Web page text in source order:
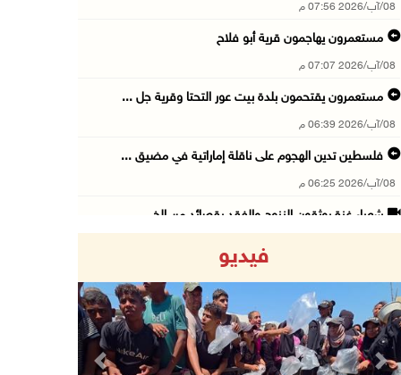
08/آب/2026 07:56 م
مستعمرون يهاجمون قرية أبو فلاح
08/آب/2026 07:07 م
مستعمرون يقتحمون بلدة بيت عور التحتا وقرية جل ...
08/آب/2026 06:39 م
فلسطين تدين الهجوم على ناقلة إماراتية في مضيق ...
08/آب/2026 06:25 م
شعراء غزة يوثقون النزوح والفقد بقصائد من الخي ...
08/آب/2026 06:20 م
إصابات بالاختناق خلال اقتحام الاحتلال قرية ال ...
08/آب/2026 05:52 م
فيديو
Previous Next